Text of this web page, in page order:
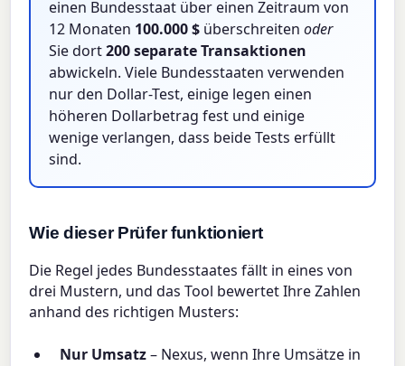
einen Bundesstaat über einen Zeitraum von
12 Monaten 100.000 $ überschreitenoder
Sie dort200 separate Transaktionen
abwickeln. Viele Bundesstaaten verwenden
nur den Dollar-Test, einige legen einen
höheren Dollarbetrag fest und einige
wenige verlangen, dass beide Tests erfüllt
sind.
Wie dieser Prüfer funktioniert
Die Regel jedes Bundesstaates fällt in eines von
drei Mustern, und das Tool bewertet Ihre Zahlen
anhand des richtigen Musters:
Nur Umsatz– Nexus, wenn Ihre Umsätze in